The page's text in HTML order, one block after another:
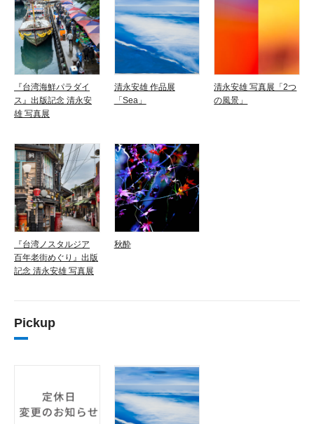
『台湾海鮮パラダイ
ス』出版記念 清永安
雄 写真展
清永安雄 作品展
「Sea」
清永安雄 写真展「2つ
の風景」
『台湾ノスタルジア
百年老街めぐり』出版
記念 清永安雄 写真展
秋酔
Pickup